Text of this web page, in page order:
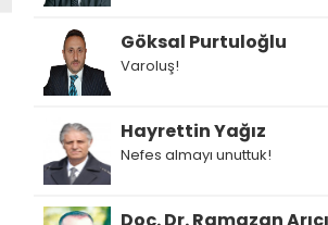
Göksal Purtuloğlu
Varoluş!
Hayrettin Yağız
Nefes almayı unuttuk!